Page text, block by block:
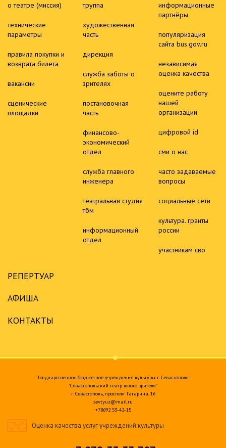
о театре (миссия)
технические
параметры
правила покупки и
возврата билета
вакансии
сценические
площадки
труппа
художественная
часть
дирекция
служба заботы о
зрителях
постановочная
часть
финансово-
экономический
отдел
служба главного
инженера
театральная студия
тбм
информационный
отдел
информационные
партнёры
популяризация
сайта bus.gov.ru
независимая
оценка качества
оцените работу
нашей
организации
цифровой id
сми о нас
часто задаваемые
вопросы
социальные сети
культура. гранты
россии
участникам сво
РЕПЕРТУАР
АФИША
КОНТАКТЫ
Государственное бюджетное учреждение культуры г. Севастополя
"Севастопольский театр юного зрителя"
г. Севастополь, проспект Гагарина, 16
sevtyuz@mail.ru
+78692 53-42-15
Оценка качества услуг учреждений культуры